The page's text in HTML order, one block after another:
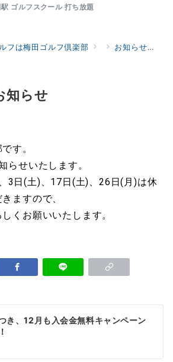
ゴルフスクール 打ち放題
フは梅田ゴルフ倶楽部 お知らせ
知らせ
す。
らせいたします。
3日(土)、17日(土)、26日(月)は休
ますので、
くお願いいたします。
き、12月も入会金無料キャンペーン